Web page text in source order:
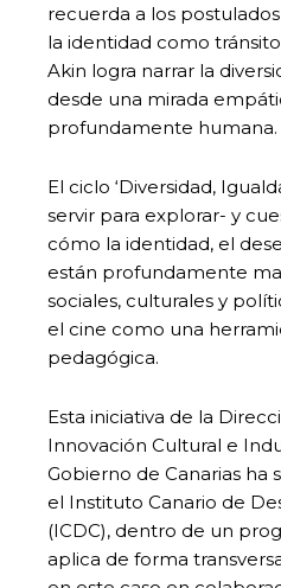
recuerda a los
la identidad como
Akin logra narrar la
desde una mirada
profundamente humana.
El ciclo ‘Diversidad,
servir para explorar- y
cómo la identidad, el
están profundamente
sociales, culturales y
el cine como una
pedagógica.
Esta iniciativa de la
Innovación Cultural e
Gobierno de Canarias ha
el Instituto Canario de
(ICDC), dentro de un
aplica de forma